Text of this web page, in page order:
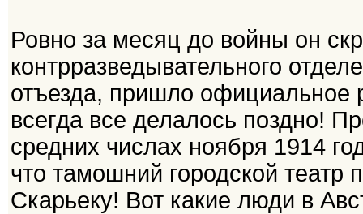
Ровно за месяц до войны он
контрразведывательного
отъезда, пришло официальное
всегда все делалось поздно!
средних числах ноября 1914
что тамошний городской
Скарьеку! Вот какие люди в